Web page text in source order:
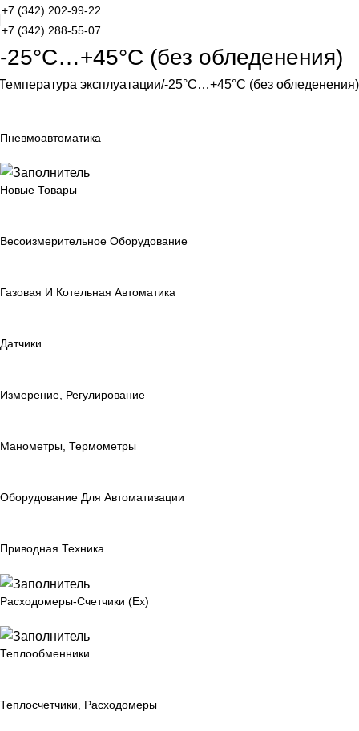
+7 (342) 202-99-22
+7 (342) 288-55-07
-25°С…+45°С (без обледенения)
эксплуатации -25°С…+45°С (без обледенения)
Пневмоавтоматика
Новые Товары
Весоизмерительное Оборудование
Газовая И Котельная Автоматика
Датчики
Измерение, Регулирование
Манометры, Термометры
Оборудование Для Автоматизации
Приводная Техника
Расходомеры-Счетчики (Ex)
Теплообменники
Теплосчетчики, Расходомеры